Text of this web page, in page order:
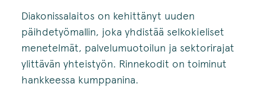
Diakonissalaitos on kehittänyt uuden
päihdetyömallin, joka yhdistää selkokieliset
menetelmät, palvelumuotoilun ja sektorirajat
ylittävän yhteistyön. Rinnekodit on toiminut
hankkeessa kumppanina.